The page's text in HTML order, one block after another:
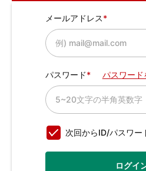
メールアドレス
パスワード パスワード
次回からID/パスワー
ログイ